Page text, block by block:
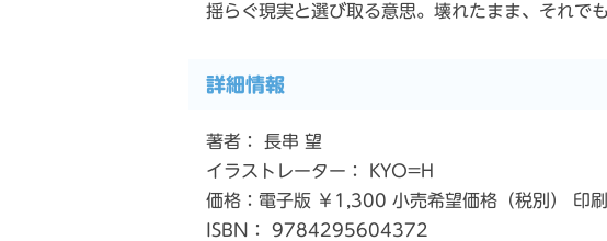
揺らぐ現実と選び取る意思。壊れたまま、それで
詳細情報
著者： 長串 望
イラストレーター： KYO=H
価格：電子版 ￥1,300 小売希望価格（税別） 印
ISBN： 9784295604372